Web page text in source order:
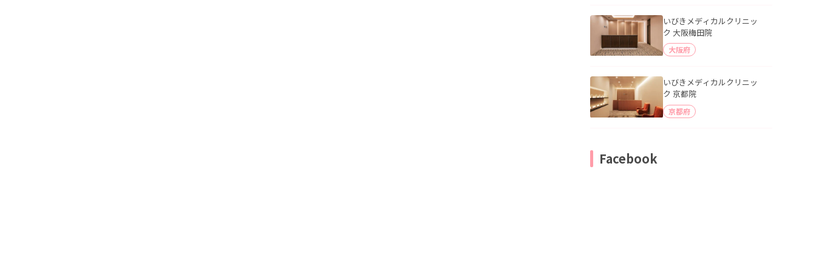
いびきメディカルクリニッ
ク 大阪梅田院
大阪府
いびきメディカルクリニッ
ク 京都院
京都府
Facebook